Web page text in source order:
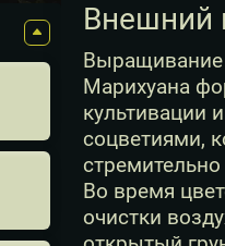
Внешний
Выращивание
Марихуана
культивации
соцветиями,
Во время
очистки